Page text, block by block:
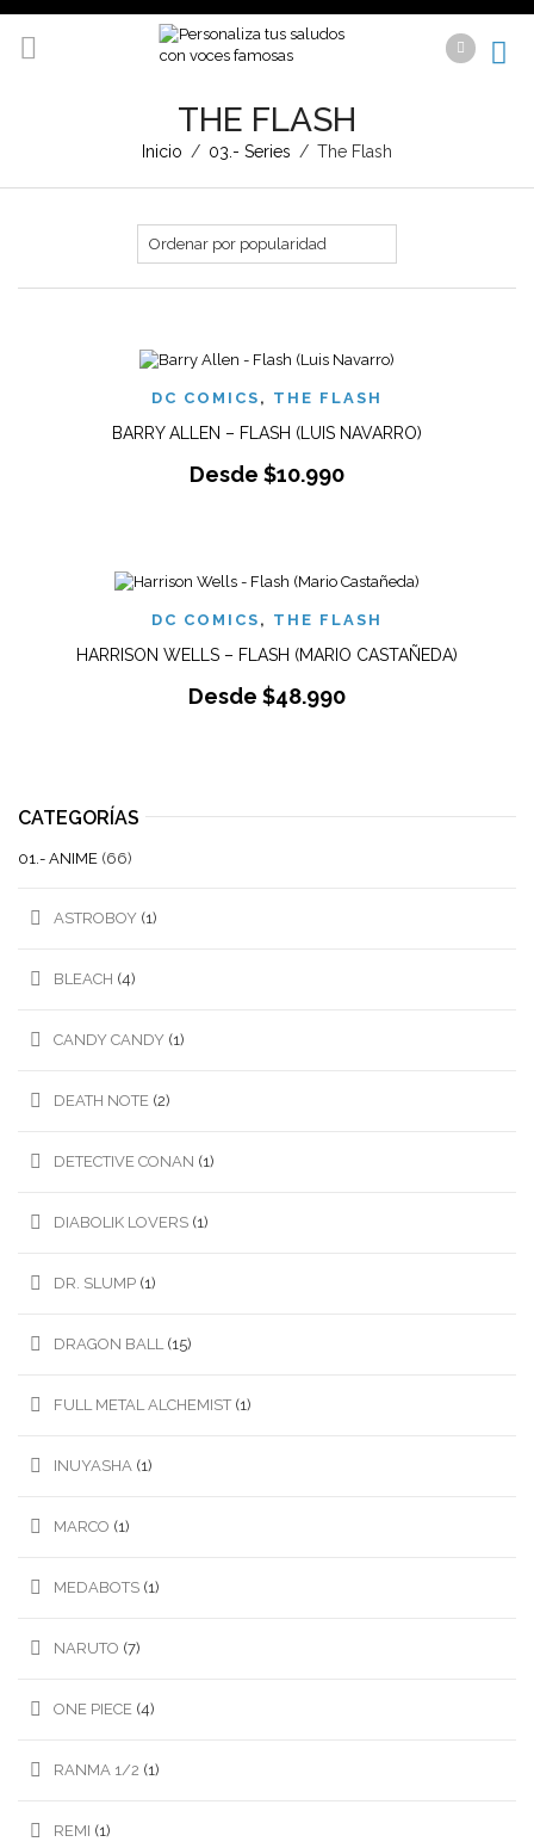
THE FLASH
Inicio / 03.- Series / The Flash
DC COMICS , THE FLASH
BARRY ALLEN – FLASH (LUIS NAVARRO)
Desde $10.990
DC COMICS , THE FLASH
HARRISON WELLS – FLASH (MARIO CASTAÑEDA)
Desde $48.990
CATEGORÍAS
01.- ANIME (66)
ASTROBOY (1)
BLEACH (4)
CANDY CANDY (1)
DEATH NOTE (2)
DETECTIVE CONAN (1)
DIABOLIK LOVERS (1)
DR. SLUMP (1)
DRAGON BALL (15)
FULL METAL ALCHEMIST (1)
INUYASHA (1)
MARCO (1)
MEDABOTS (1)
NARUTO (7)
ONE PIECE (4)
RANMA 1/2 (1)
REMI (1)